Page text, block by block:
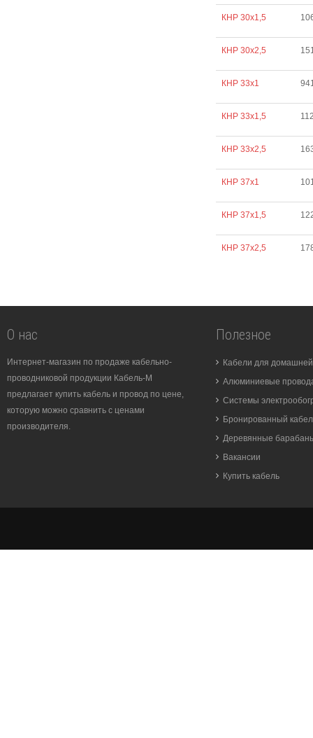
КНР 30х1,5
КНР 30х2,5
КНР 33х1
КНР 33х1,5
КНР 33х2,5
КНР 37х1
КНР 37х1,5
КНР 37х2,5
О нас
Интернет-магазин по продаже кабельно-
проводниковой продукции Кабель-М
предлагает купить кабель и провод по цене,
которую можно сравнить с ценами
производителя.
Полезное
Кабели для
Алюминиевые
Системы
Бронированный
Деревянные
Вакансии
Купить кабель